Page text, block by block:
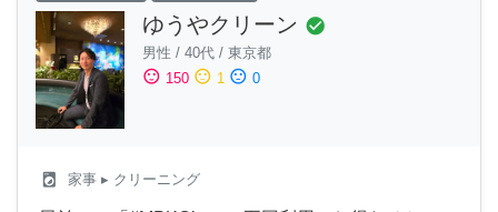
ゆうやクリーン check_circle
男性 / 40代 / 東京都
sentiment_satisfied 150 sentiment_neutral 1 sentiment_dissatisfied 0
local_laundry_service 家事 ▸ クリーニング